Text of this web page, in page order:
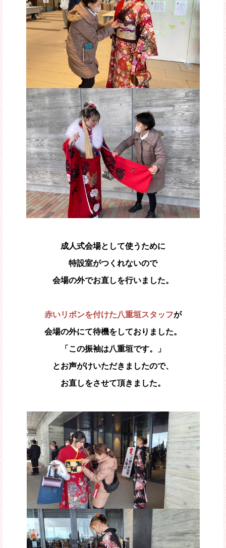
成人式会場として使うために
特設室がつくれないので
会場の外でお直しを行いました。
赤いリボンを付けた八重垣スタッフが
会場の外にて待機をしておりました。
「この振袖は八重垣です。」
とお声がけいただきましたので、
お直しをさせて頂きました。